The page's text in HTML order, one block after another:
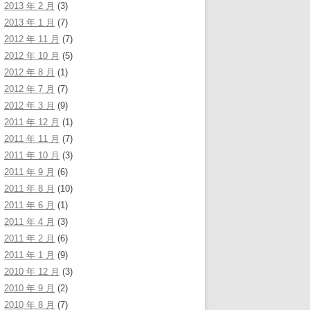
2013 年 2 月 (3)
2013 年 1 月 (7)
2012 年 11 月 (7)
2012 年 10 月 (5)
2012 年 8 月 (1)
2012 年 7 月 (7)
2012 年 3 月 (9)
2011 年 12 月 (1)
2011 年 11 月 (7)
2011 年 10 月 (3)
2011 年 9 月 (6)
2011 年 8 月 (10)
2011 年 6 月 (1)
2011 年 4 月 (3)
2011 年 2 月 (6)
2011 年 1 月 (9)
2010 年 12 月 (3)
2010 年 9 月 (2)
2010 年 8 月 (7)